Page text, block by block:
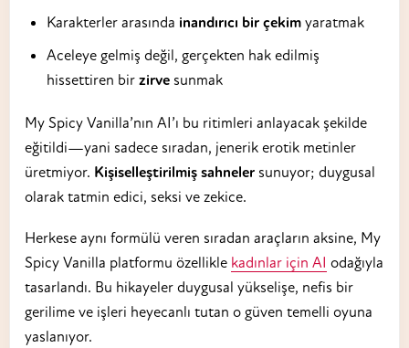
Karakterler arasında inandırıcı bir çekimyaratmak
Aceleye gelmiş değil, gerçekten hak edilmiş
hissettiren bir zirvesunmak
My Spicy Vanilla’nın AI’ı bu ritimleri anlayacak şekilde
eğitildi—yani sadece sıradan, jenerik erotik metinler
üretmiyor. Kişiselleştirilmiş sahneler sunuyor; duygusal
olarak tatmin edici, seksi ve zekice.
Herkese aynı formülü veren sıradan araçların aksine, My
Spicy Vanilla platformu özellikle kadınlar için AI odağıyla
tasarlandı. Bu hikayeler duygusal yükselişe, nefis bir
gerilime ve işleri heyecanlı tutan o güven temelli oyuna
yaslanıyor.